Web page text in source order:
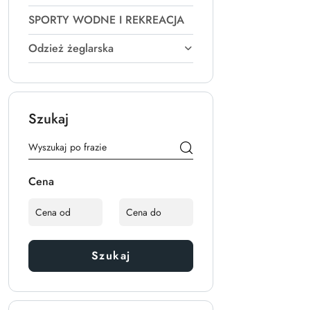
SPORTY WODNE I REKREACJA
Odzież żeglarska
Szukaj
Cena
Szukaj